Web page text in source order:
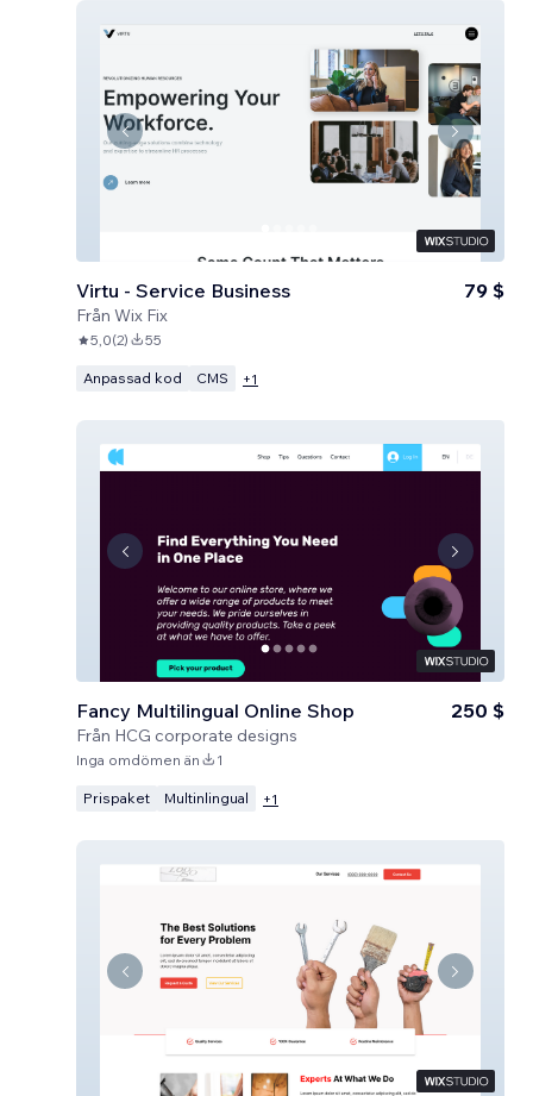
Virtu - Service Business
Från Wix Fix
79 $
5,0(2) 55
Anpassad kod CMS +1
Fancy Multilingual Online Shop
Från HCG corporate designs
250 $
Inga omdömen än 1
Prispaket Multinlingual +1